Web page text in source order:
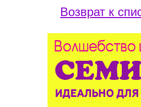
Возврат к